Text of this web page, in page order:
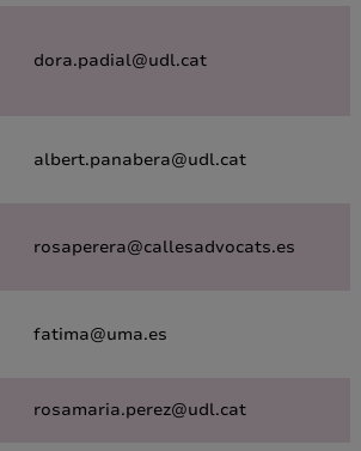
dora.padial@udl.cat
albert.panabera@udl.cat
rosaperera@callesadvocats.es
fatima@uma.es
rosamaria.perez@udl.cat